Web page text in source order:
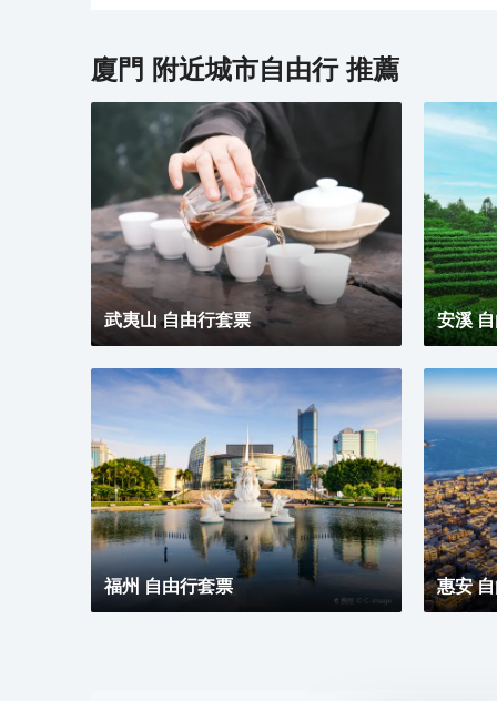
廈門 附近城市自由行 推薦
武夷山 自由行套票 安溪
福州 自由行套票 惠安